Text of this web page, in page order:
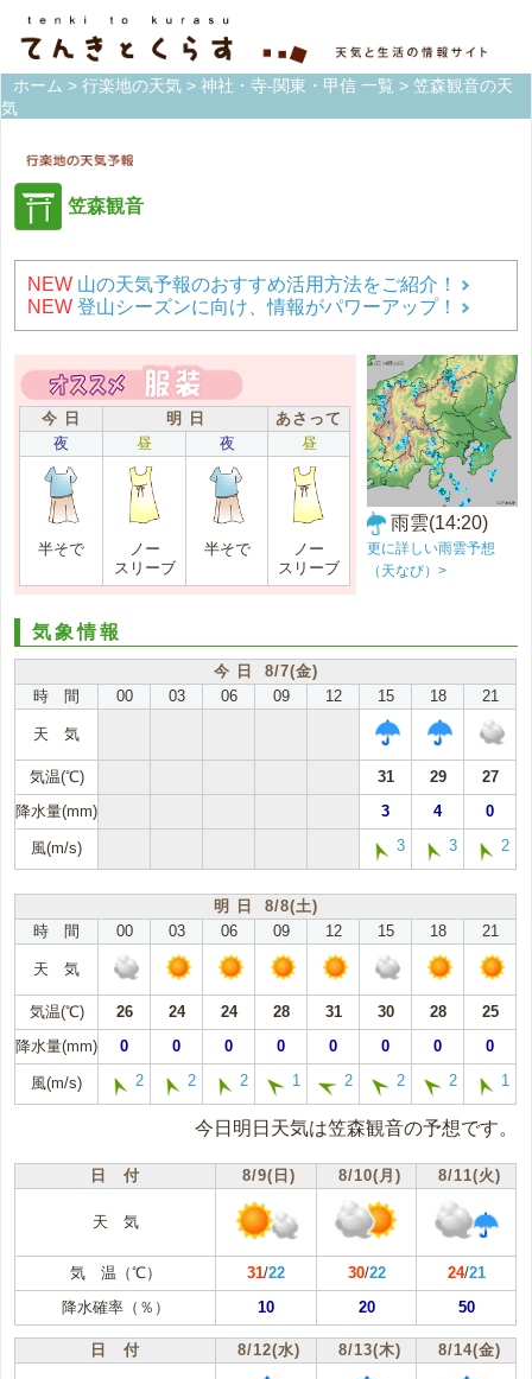
ホーム > 行楽地の天気 > 神社・寺-関東・甲信 一覧 > 笠森観音の天
気
笠森観音
NEW 山の天気予報のおすすめ活用方法をご紹介！
NEW 登山シーズンに向け、情報がパワーアップ！
今 日 明 日
あさって
夜
昼 夜 昼
半そで
ノー
スリーブ
半そで
ノー
スリーブ
雨雲(14:20)
更に詳しい雨雲予想
（天なび）>
気象情報
今 日 8/7(金)
時 間
00 03 06 09 12 15 18 21
天 気
気温(℃) 31 29
27
降水量(mm)
3 4 0
風(m/s) 3 3 2
明 日 8/8(土)
時 間
00 03 06 09 12 15 18 21
天 気
気温(℃) 26 24 24 28 31 30 28
25
降水量(mm)
0 0 0 0 0 0 0 0
風(m/s) 2 2 2 1 2 2 2 1
今日明日天気は笠森観音の予想です。
日 付 8/9(日) 8/10(月) 8/11(火)
天 気
気 温（℃） 31/22 30/22 24/21
降水確率（％）
10 20 50
日 付 8/12(水) 8/13(木) 8/14(金)